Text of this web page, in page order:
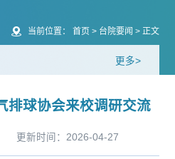
当前位置： 首页> 台院要闻 > 正文
更多>
排球协会来校调研交流
更新时间：2026-04-27